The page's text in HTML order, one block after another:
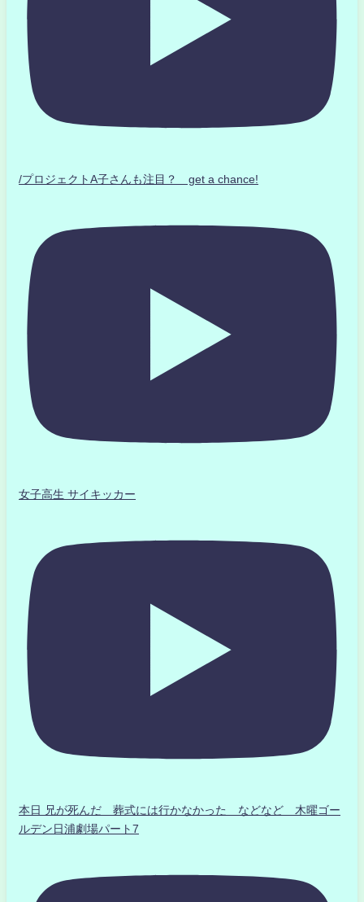
/プロジェクトA子さんも注目？ get a chance!
女子高生 サイキッカー
本日 兄が死んだ 葬式には行かなかった などなど 木曜ゴー
ルデン日浦劇場パート7